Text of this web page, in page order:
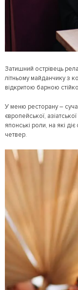
Затишний острівець
літньому майданчику з
відкритою барною
У меню ресторану –
європейської,
японські роли, на які
четвер.